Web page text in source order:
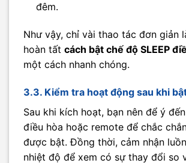
đêm.
Như vậy, chỉ vài thao tác đơn giản
hoàn tất cách bật chế độ SLEEP
một cách nhanh chóng.
3.3. Kiểm tra hoạt động sau khi
Sau khi kích hoạt, bạn nên để ý
điều hòa hoặc remote để chắc
được bật. Đồng thời, cảm nhận
nhiệt độ để xem có sự thay đổi so